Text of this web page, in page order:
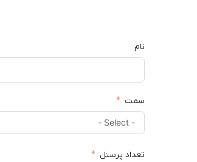
نام
سمت
تعداد پرسنل